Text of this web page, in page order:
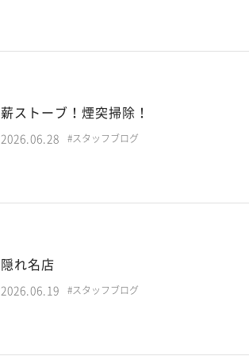
薪ストーブ！煙突掃除！
2026.06.28 #スタッフブログ
隠れ名店
2026.06.19 #スタッフブログ